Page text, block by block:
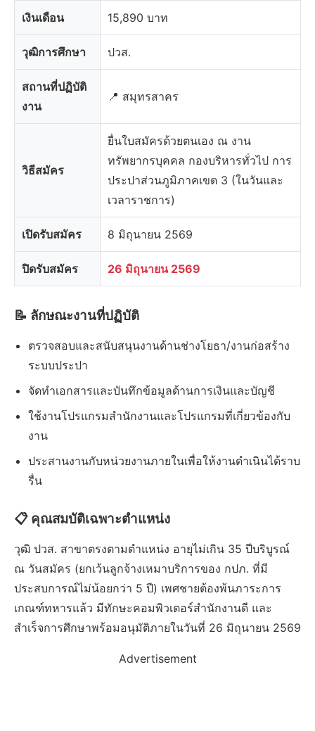
เงินเดือน 15,890 บาท
วุฒิการศึกษา ปวส.
สถานที่ปฏิบัติ
งาน
📍 สมุทรสาคร
วิธีสมัคร
ยื่นใบสมัครด้วยตนเอง ณ งาน
ทรัพยากรบุคคล กองบริหารทั่วไป การ
ประปาส่วนภูมิภาคเขต 3 (ในวันและ
เวลาราชการ)
เปิดรับสมัคร 8 มิถุนายน 2569
ปิดรับสมัคร 26 มิถุนายน 2569
📝 ลักษณะงานที่ปฏิบัติ
ตรวจสอบและสนับสนุนงานด้านช่างโยธา/งานก่อสร้าง
ระบบประปา
จัดทำเอกสารและบันทึกข้อมูลด้านการเงินและบัญชี
ใช้งานโปรแกรมสำนักงานและโปรแกรมที่เกี่ยวข้องกับ
งาน
ประสานงานกับหน่วยงานภายในเพื่อให้งานดำเนินได้ราบ
รื่น
📋 คุณสมบัติเฉพาะตำแหน่ง
วุฒิ ปวส. สาขาตรงตามตำแหน่ง อายุไม่เกิน 35 ปีบริบูรณ์
ณ วันสมัคร (ยกเว้นลูกจ้างเหมาบริการของ กปภ. ที่มี
ประสบการณ์ไม่น้อยกว่า 5 ปี) เพศชายต้องพ้นภาระการ
เกณฑ์ทหารแล้ว มีทักษะคอมพิวเตอร์สำนักงานดี และ
สำเร็จการศึกษาพร้อมอนุมัติภายในวันที่ 26 มิถุนายน 2569
Advertisement